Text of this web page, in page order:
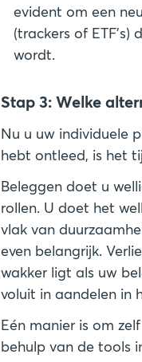
evident om een
(trackers of
wordt.
Stap 3: Welke
Nu u uw individuele
hebt ontleed, is het
Beleggen doet u
rollen. U doet het
vlak van
even belangrijk.
wakker ligt als uw
voluit in aandelen in
Eén manier is om
behulp van de tools